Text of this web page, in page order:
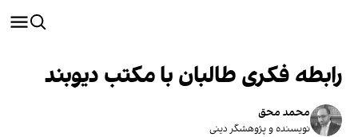
رابطه فکری طالبان با مکتب دیوبند
محمد محق
نویسنده و پژوهشگر دینی